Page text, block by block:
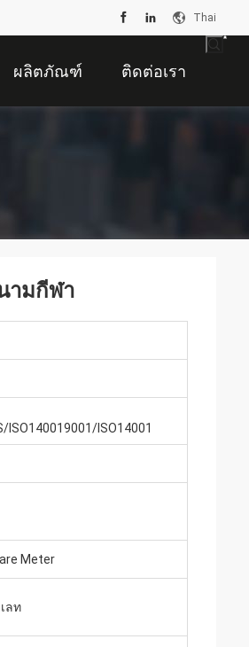
Thai
ผลิตภัณฑ์ ติดต่อเรา
ามกีฬา
ISO140019001/ISO14001
Meter
ลท